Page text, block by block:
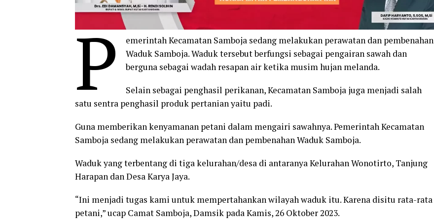
P
emerintah Kecamatan Samboja sedang melakukan perawatan dan pembenahan
Waduk Samboja. Waduk tersebut berfungsi sebagai pengairan sawah dan
berguna sebagai wadah resapan air ketika musim hujan melanda.
Selain sebagai penghasil perikanan, Kecamatan Samboja juga menjadi salah
satu sentra penghasil produk pertanian yaitu padi.
Guna memberikan kenyamanan petani dalam mengairi sawahnya. Pemerintah Kecamatan
Samboja sedang melakukan perawatan dan pembenahan Waduk Samboja.
Waduk yang terbentang di tiga kelurahan/desa di antaranya Kelurahan Wonotirto, Tanjung
Harapan dan Desa Karya Jaya.
“Ini menjadi tugas kami untuk mempertahankan wilayah waduk itu. Karena disitu rata-rata
petani,” ucap Camat Samboja, Damsik pada Kamis, 26 Oktober 2023.